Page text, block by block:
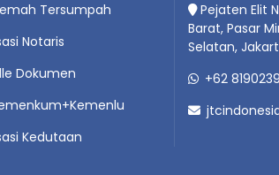
Tersumpah
Notaris
Dokumen
Kedutaan
Pejaten Elit
Barat, Pasar
Selatan,
+62